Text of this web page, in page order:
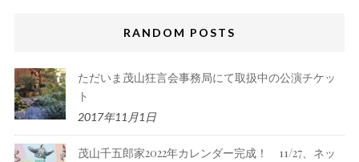
RANDOM POSTS
ただいま茂山狂言会事務局にて取扱中の公演チケッ
ト
2017年11月1日
茂山千五郎家2022年カレンダー完成！ 11/27、ネッ